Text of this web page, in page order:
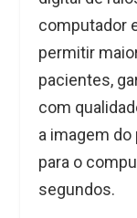
computador
permitir
pacientes,
com
a imagem
para o
segundos.